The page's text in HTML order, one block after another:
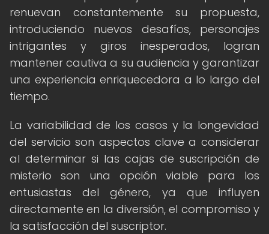
renuevan constantemente su propuesta,
introduciendo nuevos desafíos, personajes
intrigantes y giros inesperados, logran
mantener cautiva a su audiencia y garantizar
una experiencia enriquecedora a lo largo del
tiempo.
La variabilidad de los casos y la longevidad
del servicio son aspectos clave a considerar
al determinar si las cajas de suscripción de
misterio son una opción viable para los
entusiastas del género, ya que influyen
directamente en la diversión, el compromiso y
la satisfacción del suscriptor.